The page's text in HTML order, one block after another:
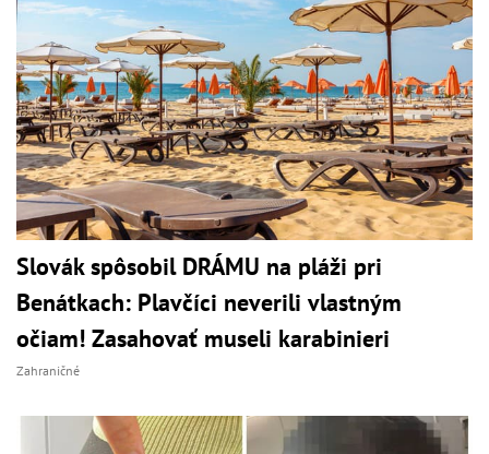
Slovák spôsobil DRÁMU na pláži pri
Benátkach: Plavčíci neverili vlastným
očiam! Zasahovať museli karabinieri
Zahraničné